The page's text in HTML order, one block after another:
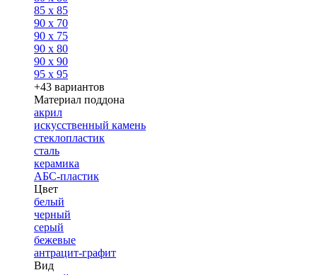
85 x 85
90 x 70
90 x 75
90 x 80
90 x 90
95 x 95
+43 вариантов
Материал поддона
акрил
искусственный камень
стеклопластик
сталь
керамика
АБС-пластик
Цвет
белый
черный
серый
бежевые
антрацит-графит
Вид